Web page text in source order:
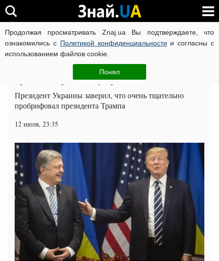
Продолжая просматривать Znaj.ua Вы подтверждаете, что
ознакомились с Политикой конфиденциальности и согласны с
использованием файлов cookie.
Понял
ВОЙНА РОССИИ ПРОТИВ УКРАИНЫ КОРОНАВИРУС В
Политика ЧИТАТИ УКРАЇНСЬКОЮ
Трамп и Порошенко устроили тайное свидание
Президент Украины заверил, что очень тщательно
пробрифовал президента Трампа
12 июля, 23:35